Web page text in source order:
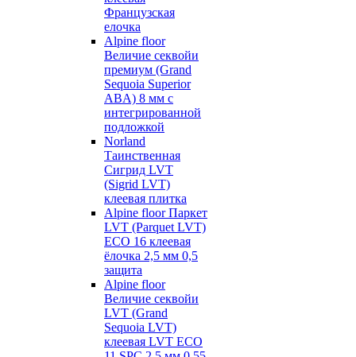
Французская
елочка
Alpine floor
Величие секвойи
премиум (Grand
Sequoia Superior
ABA) 8 мм с
интегрированной
подложкой
Norland
Таинственная
Сигрид LVT
(Sigrid LVT)
клеевая плитка
Alpine floor Паркет
LVT (Parquet LVT)
ECO 16 клеевая
ёлочка 2,5 мм 0,5
защита
Alpine floor
Величие секвойи
LVT (Grand
Sequoia LVT)
клеевая LVT ECO